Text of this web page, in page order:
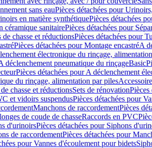
sans eauPièces détachées pour
en matière synthétiquePièces détachées
céramique sanitairePièces détachées pour
de chasse et réductionsPièces détachées pour
Pièces détachées pour Montage encastréA
électronique du rinçage,
déclenchement pneumatique du rinçageBasic
Pièces détachées pour A déclenchement
du rinçage, alimentation par piles
chasse et réductionsSets de rénovationPièces
et vidoirs suspendusPièces détachées pour
Manchons de raccordementPièces
de coude de chasseRaccords en PVC
d'urinoirsPièces détachées pour Siphons
de raccordementPièces détachées pour
pour Vannes d'écoulement pour bidets